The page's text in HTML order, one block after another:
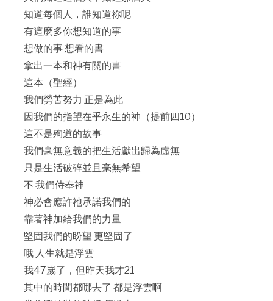
知道每個人，誰知道祢呢
有這麽多你想知道的事
想做的事 想看的書
拿出一本和神有關的書
這本（聖經）
我們勞苦努力 正是為此
因我們的指望在乎永生的神（提前四10）
這不是殉道的故事
我們毫無意義的把生活獻出歸為虛無
只是生活破碎並且毫無希望
不 我們侍奉神
神必會應許祂承諾我們的
靠著神加給我們的力量
堅固我們的盼望 更堅固了
哦 人生就是浮雲
我47嵗了，但昨天我才21
其中的時間都哪去了 都是浮雲啊